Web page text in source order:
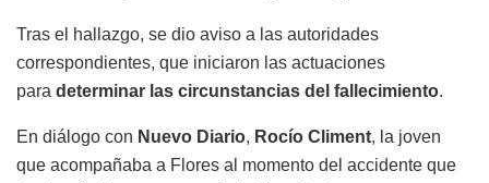
Tras el hallazgo, se dio aviso a las autoridades
correspondientes, que iniciaron las actuaciones
para determinar las circunstancias del fallecimiento.
En diálogo con Nuevo Diario, Rocío Climent, la joven
que acompañaba a Flores al momento del accidente que